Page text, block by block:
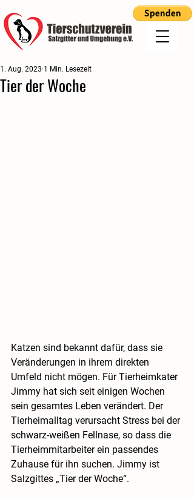
Tier der Woche
1. Aug. 2023 1 Min. Lesezeit
Katzen sind bekannt dafür, dass sie
Veränderungen in ihrem direkten
Umfeld nicht mögen. Für Tierheimkater
Jimmy hat sich seit einigen Wochen
sein gesamtes Leben verändert. Der
Tierheimalltag verursacht Stress bei der
schwarz-weißen Fellnase, so dass die
Tierheimmitarbeiter ein passendes
Zuhause für ihn suchen. Jimmy ist
Salzgittes „Tier der Woche“.